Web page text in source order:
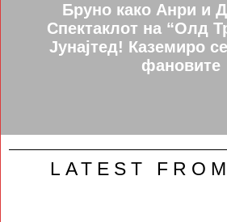
Бруно како Анри и
Спектаклот на “Олд
Јунајтед! Каземиро
фановите
LATEST